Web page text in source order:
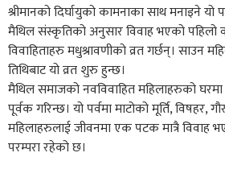
श्रीमानको दिर्घायुको कामनाका साथ मनाइने यो
मैथिल संस्कृतिको अनुसार विवाह भएको पहिलो
विवाहिताहरु मधुश्रावणीको व्रत गर्छन्। साउन
तिथिबाट यो व्रत शुरु हुन्छ।
मैथिल समाजको नवविवाहित महिलाहरुको घरमा
पूर्वक गरिन्छ। यो पर्वमा माटोको मूर्ति, विषहर,
महिलाहरुलाई जीवनमा एक पटक मात्रै विवाह
परम्परा रहेको छ।